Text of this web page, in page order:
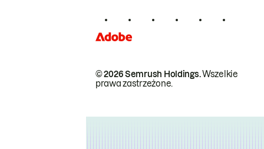
© 2026 Semrush Holdings.Wszelkie
prawa zastrzeżone.